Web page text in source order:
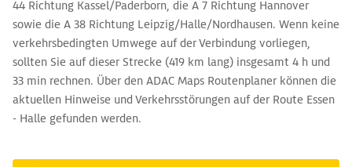
44 Richtung Kassel/Paderborn, die A 7 Richtung Hannover
sowie die A 38 Richtung Leipzig/Halle/Nordhausen. Wenn keine
verkehrsbedingten Umwege auf der Verbindung vorliegen,
sollten Sie auf dieser Strecke (419 km lang) insgesamt 4 h und
33 min rechnen. Über den ADAC Maps Routenplaner können die
aktuellen Hinweise und Verkehrsstörungen auf der Route Essen
- Halle gefunden werden.